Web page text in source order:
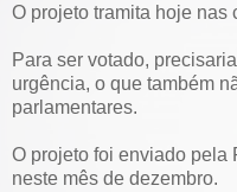
O projeto tramita hoje nas
Para ser votado,
urgência, o que também
parlamentares.
O projeto foi enviado pela
neste mês de dezembro.